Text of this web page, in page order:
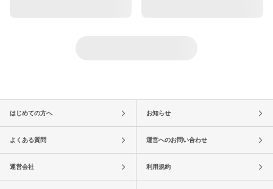
はじめての方へ お知らせ
よくある質問 運営へのお問い合わせ
運営会社 利用規約